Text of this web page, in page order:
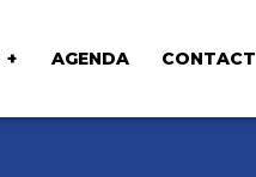
AGENDA CONTACT